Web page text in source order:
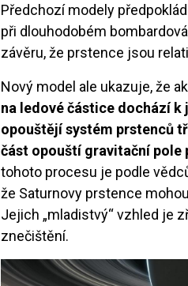
Předchozí modely
při dlouhodobém
závěru, že prstence jsou
Nový model ale ukazuje, že
na ledové částice dochází
opouštějí systém prstenců
část opouští gravitační pole
tohoto procesu je podle
že Saturnovy prstence
Jejich „mladistvý“ vzhled je
znečištění.
Image